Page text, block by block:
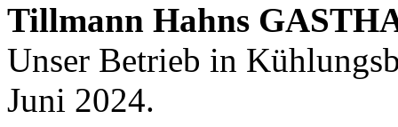
Modernes Kochen mit dem Blick für
Regionalität, Frische und
Wirtschaftlichkeit.
Tillmann Hahns
Unser Betrieb in
Juni 2024.